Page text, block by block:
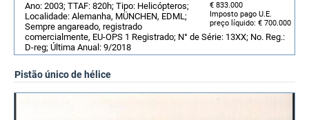
€ 833.000
Imposto pago U.E.
preço líquido: € 700.000
Ano: 2003; TTAF: 820h; Tipo: Helicópteros;
Localidade: Alemanha, MÜNCHEN, EDML;
Sempre angareado, registrado
comercialmente, EU-OPS 1 Registrado; N° de Série: 13XX; No. Reg.:
D-reg; Última Anual: 9/2018
Pistão único de hélice